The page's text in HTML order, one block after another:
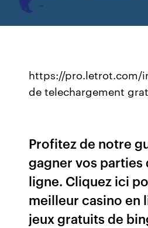
https://pro.letrot.com/
de telechargement
Profitez de notre
gagner vos parties
ligne. Cliquez ici
meilleur casino en
jeux gratuits de